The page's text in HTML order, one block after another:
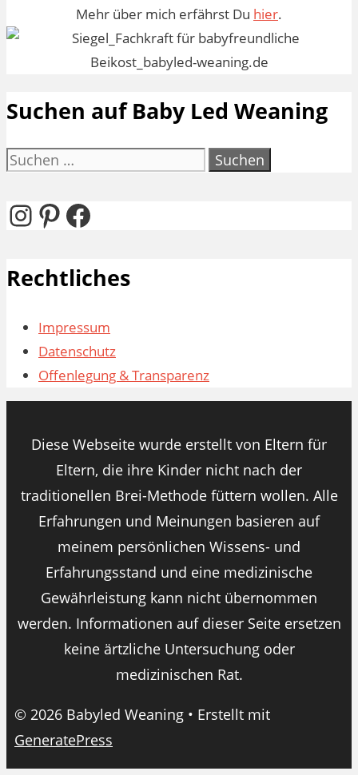
Mehr über mich erfährst Du hier.
Suchen auf Baby Led Weaning
Suchen
Instagram
Pinterest
Facebook
Rechtliches
Impressum
Datenschutz
Offenlegung & Transparenz
Diese Webseite wurde erstellt von Eltern für
Eltern, die ihre Kinder nicht nach der
traditionellen Brei-Methode füttern wollen. Alle
Erfahrungen und Meinungen basieren auf
meinem persönlichen Wissens- und
Erfahrungsstand und eine medizinische
Gewährleistung kann nicht übernommen
werden. Informationen auf dieser Seite ersetzen
keine ärtzliche Untersuchung oder
medizinischen Rat.
© 2026 Babyled Weaning • Erstellt mit
GeneratePress